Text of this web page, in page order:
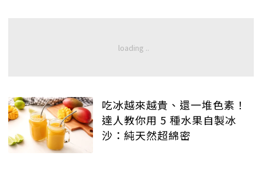
吃冰越來越貴、還一堆色素！
達人教你用 5 種水果自製冰
沙：純天然超綿密